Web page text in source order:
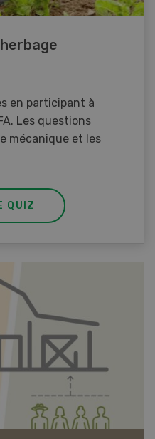
en participant à
Les questions
mécanique et les
QUIZ